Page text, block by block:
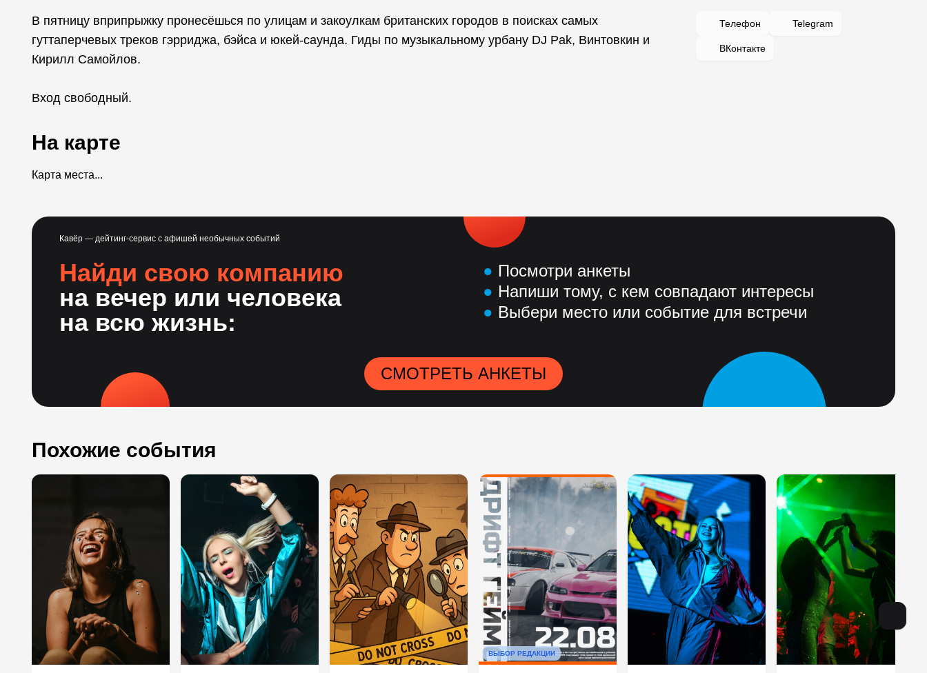
В пятницу вприпрыжку пронесёшься по улицам и закоулкам британских городов в поисках самых
гуттаперчевых треков гэрриджа, бэйса и юкей-саунда. Гиды по музыкальному урбану DJ Pak, Винтовкин и
Кирилл Самойлов.
Вход свободный.
Телефон Telegram
ВКонтакте
На карте
Карта места...
Кавёр — дейтинг-сервис с афишей необычных событий
Найди свою компанию
на вечер или человека
на всю жизнь:
● Посмотри анкеты
● Напиши тому, с кем совпадают интересы
● Выбери место или событие для встречи
СМОТРЕТЬ АНКЕТЫ
Похожие события
ВЫБОР РЕДАКЦИИ